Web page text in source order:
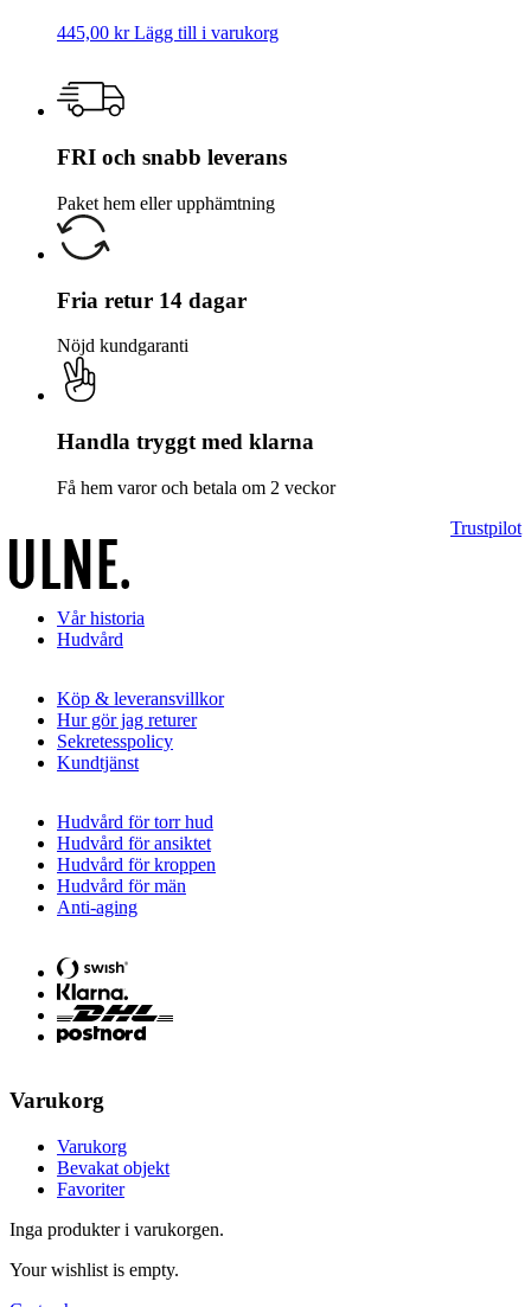
445,00 kr Lägg till i varukorg
FRI och snabb leverans
Paket hem eller upphämtning
Fria retur 14 dagar
Nöjd kundgaranti
Handla tryggt med klarna
Få hem varor och betala om 2 veckor
Trustpilot
Vår historia
Hudvård
Köp & leveransvillkor
Hur gör jag returer
Sekretesspolicy
Kundtjänst
Hudvård för torr hud
Hudvård för ansiktet
Hudvård för kroppen
Hudvård för män
Anti-aging
Varukorg
Varukorg
Bevakat objekt
Favoriter
Inga produkter i varukorgen.
Your wishlist is empty.